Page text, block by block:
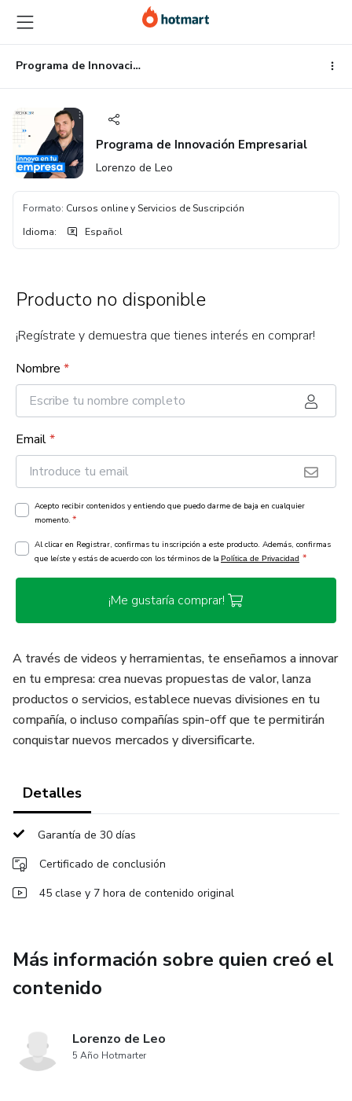
contenido
principal
la
página
de
pie
página
Programa de Innovación Empresarial
Programa de Innovación Empresarial
Lorenzo de Leo
Formato: Cursos online y Servicios de Suscripción
Idioma: Español
Producto no disponible
¡Regístrate y demuestra que tienes interés en comprar!
Nombre *
Email*
Acepto recibir contenidos y entiendo que puedo darme de baja en cualquier
momento. *
Al clicar en Registrar, confirmas tu inscripción a este producto. Además, confirmas
que leíste y estás de acuerdo con los términos de la Política de Privacidad *
¡Me gustaría comprar!
A través de videos y herramientas, te enseñamos a innovar
en tu empresa: crea nuevas propuestas de valor, lanza
productos o servicios, establece nuevas divisiones en tu
compañía, o incluso compañías spin-off que te permitirán
conquistar nuevos mercados y diversificarte.
Detalles
Garantía de 30 días
Certificado de conclusión
45 clase y 7 hora de contenido original
Más información sobre quien creó el
contenido
Lorenzo de Leo
5 Año Hotmarter